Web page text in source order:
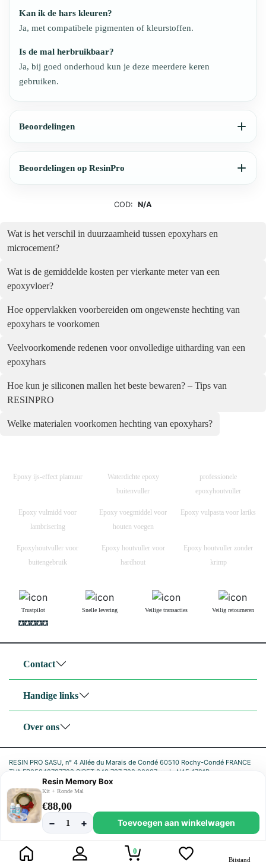
Kan ik de hars kleuren?
Ja, met compatibele pigmenten of kleurstoffen.
Is de mal herbruikbaar?
Ja, bij goed onderhoud kun je deze meerdere keren
gebruiken.
Beoordelingen
Beoordelingen op ResinPro
COD: N/A
Resin Memory Box
Kit + Ronde Mal
€88,00
−
1 + Toevoegen aan winkelwagen
Wat is het verschil in duurzaamheid tussen epoxyhars en
microcement?
Wat is de gemiddelde kosten per vierkante meter van een
epoxyvloer?
Hoe oppervlakken voorbereiden om ongewenste hechting van
epoxyhars te voorkomen
Veelvoorkomende redenen voor onvolledige uitharding van een
epoxyhars
Hoe kun je siliconen mallen het beste bewaren? – Tips van
RESINPRO
Welke materialen voorkomen hechting van epoxyhars?
Epoxy ijs-effect plamuur
Waterdichte epoxy
buitenvuller
professionele
epoxyhoutvuller
Epoxy vulmidd voor
lambrisering
Epoxy voegmiddel voor
houten voegen
Epoxy vulpasta voor lariks
Epoxyhoutvuller voor
buitengebruik
Epoxy houtvuller voor
hardhout
Epoxy houtvuller zonder
krimp
Trustpilot Snelle levering Veilige transacties Veilig retourneren
Contact
Handige links
Over ons
RESIN PRO SASU, n° 4 Allée du Marais de Condé 60510 Rochy-Condé FRANCE
TVA FR05842797722 SIRET 842 797 722 00027 code NAF 4791B
Privacybeleid| Cookiebeleid
0
Bijstand